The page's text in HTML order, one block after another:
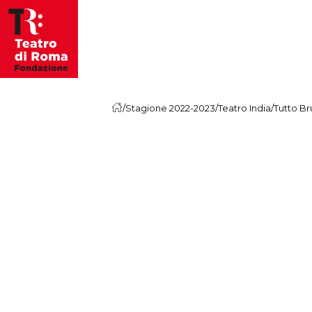
Vai al contenuto
/Stagione 2022-2023/Teatro India/Tutto